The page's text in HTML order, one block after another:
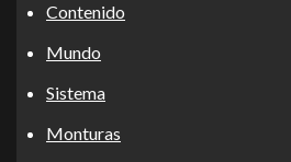
Contenido
Mundo
Sistema
Monturas